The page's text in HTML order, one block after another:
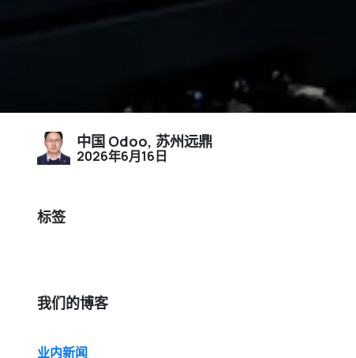
中国 Odoo, 苏州远鼎
2026年6月16日
标签
我们的博客
业内新闻